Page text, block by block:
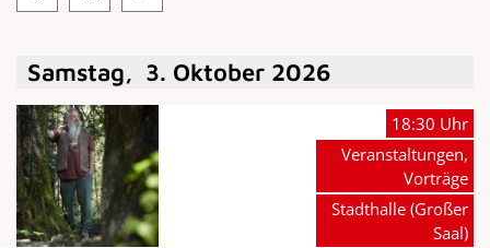
Samstag, 3. Oktober 2026
18:30 Uhr
Veranstaltungen,
Vorträge
Stadthalle (Großer
Saal)